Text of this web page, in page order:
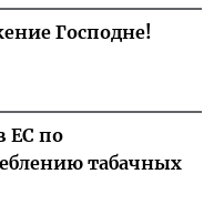
Господне!
ЕС по
табачных